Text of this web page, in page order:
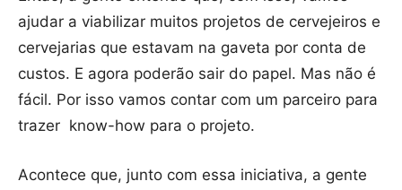
ajudar a viabilizar muitos projetos de cervejeiros e
cervejarias que estavam na gaveta por conta de
custos. E agora poderão sair do papel. Mas não é
fácil. Por isso vamos contar com um parceiro para
trazer know-how para o projeto.
Acontece que, junto com essa iniciativa, a gente